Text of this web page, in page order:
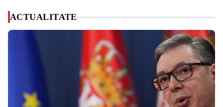
ACTUALITATE